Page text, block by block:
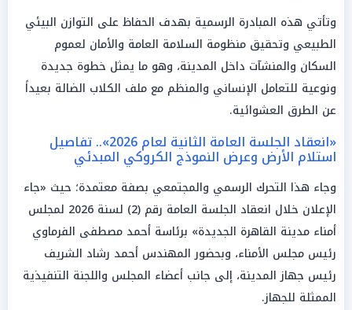
وتأتي هذه المبادرة الرسمية بهدف الحفاظ على التوازن البيئي
الطبيعي وتحقيق منظومة السلامة العامة والأمان لعموم
السكان والمنشآت داخل المدينة، وهو ما يمثل خطوة جديدة
ونوعية للتعامل الإنساني والمنظم مع ملف الكلاب الضالة بعيداً
عن الطرق العشوائية.
«انعقاد الجلسة العامة الثانية لعام 2026».. تفاصيل
استلام الأرض وعرض النموذج الكروكي المبدئي
وجاء هذا التحرك الرسمي والمجتمعي بصفة معتمدة؛ حيث «جاء
الإعلان خلال انعقاد الجلسة العامة رقم (2) لسنة 2026 لمجلس
أمناء مدينة القاهرة الجديدة» برئاسة أحمد مصطفى الفرماوي
رئيس مجلس الأمناء، وبحضور المهندس أحمد رشاد الشريف
رئيس جهاز المدينة، إلى جانب أعضاء المجلس واللجنة التنفيذية
الممثلة للجهاز.